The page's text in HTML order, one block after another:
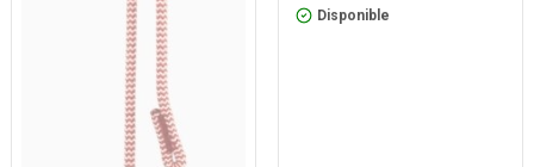
Disponible